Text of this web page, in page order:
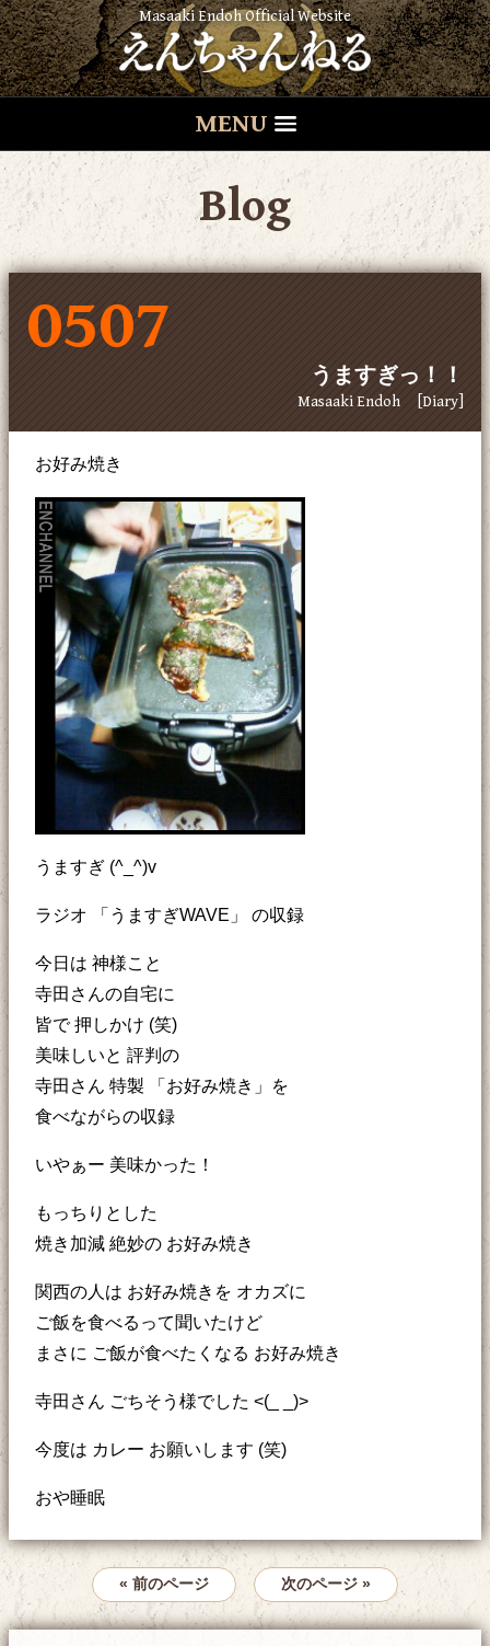
Masaaki Endoh Official Website
MENU
Blog
0507
うますぎっ！！
Masaaki Endoh [Diary]
お好み焼き
うますぎ (^_^)v
ラジオ 「うますぎWAVE」 の収録
今日は 神様こと
寺田さんの自宅に
皆で 押しかけ (笑)
美味しいと 評判の
寺田さん 特製 「お好み焼き」を
食べながらの収録
いやぁー 美味かった！
もっちりとした
焼き加減 絶妙の お好み焼き
関西の人は お好み焼きを オカズに
ご飯を食べるって聞いたけど
まさに ご飯が食べたくなる お好み焼き
寺田さん ごちそう様でした <(_ _)>
今度は カレー お願いします (笑)
おや睡眠
« 前のページ 次のページ »